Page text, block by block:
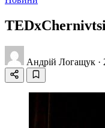
Андрій Логащук ·